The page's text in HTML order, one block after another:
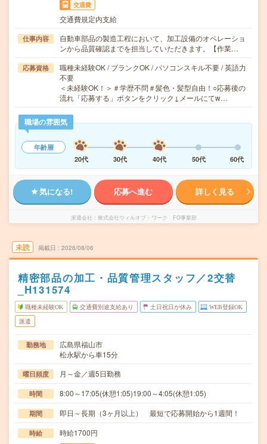
交通費
交通費規定内支給
仕事内容
自動車部品の製造工程において、加工設備のオペレーショ
ンから品質確認までを担当していただきます。【作業…
応募資格
職種未経験OK / ブランクOK / パソコンスキル不要 / 英語力
不要
＜未経験OK！＞＃学歴不問＃髪色・髪型自由！○応募後の
流れ「応募する」ボタンをクリック↓メールにてw…
職場の雰囲気
年齢層
20代
30代 40代 50代 60代
気になる! 応募へ進む 詳しく見る
派遣会社 株式会社ウィルオブ・ワーク FO事業部
未読 掲載日 2026/08/06
精密部品の加工・品質管理スタッフ／2交替
_H131574
職種未経験OK 交通費別途支給あり 土日祝日が休み WEB登録OK
派遣
勤務地
広島県福山市
松永駅から車15分
曜日頻度 月～金／週5日勤務
時間 8:00～17:05(休憩1:05)19:00～4:05(休憩1:05)
期間 即日～長期（3ヶ月以上） 最短で応募開始から1週間！
時給 時給1700円